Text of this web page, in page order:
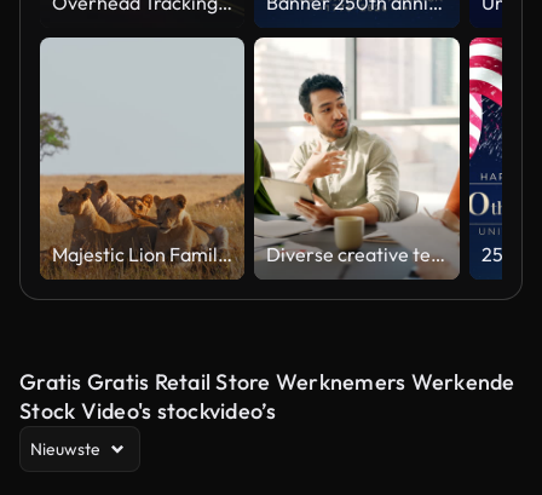
Majestic Lion Family Relaxing in Natural Habitat Under Soft Light Diverse creative team collaborating on a marketing strategy in an office meeting
Gratis Gratis Retail Store Werknemers Werkende
Stock Video's stockvideo’s
Nieuwste